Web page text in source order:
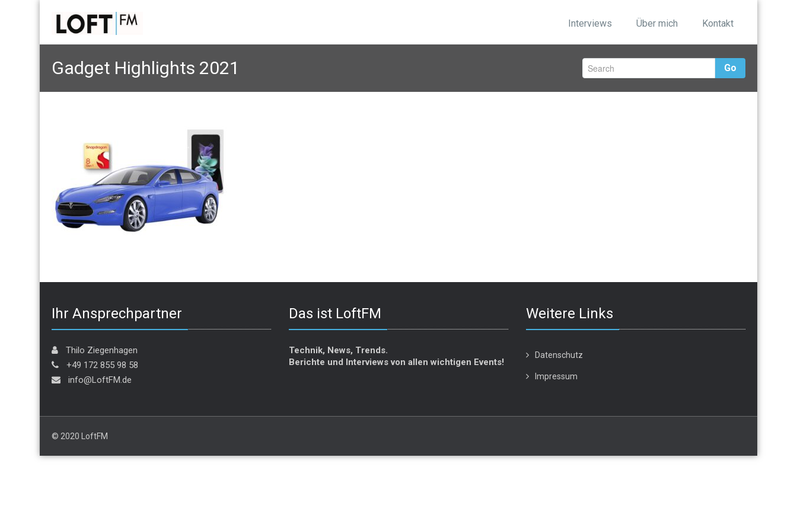
Interviews Über mich Kontakt
Gadget Highlights 2021 Go
Ihr Ansprechpartner
Thilo Ziegenhagen
+49 172 855 98 58
info@LoftFM.de
Das ist LoftFM
Technik, News, Trends.
Berichte und Interviews von allen wichtigen Events!
Weitere Links
Datenschutz
Impressum
© 2020 LoftFM